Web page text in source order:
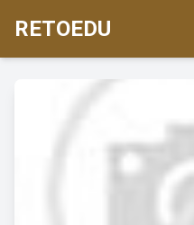
RETOEDU